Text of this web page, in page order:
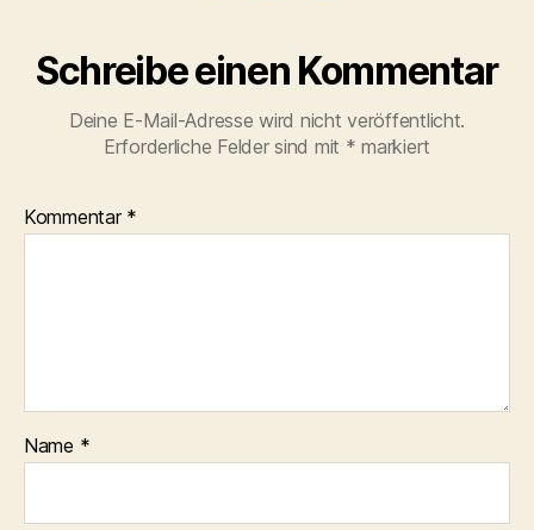
Schreibe einen Kommentar
Deine E-Mail-Adresse wird nicht veröffentlicht.
Erforderliche Felder sind mit * markiert
Kommentar *
Name *